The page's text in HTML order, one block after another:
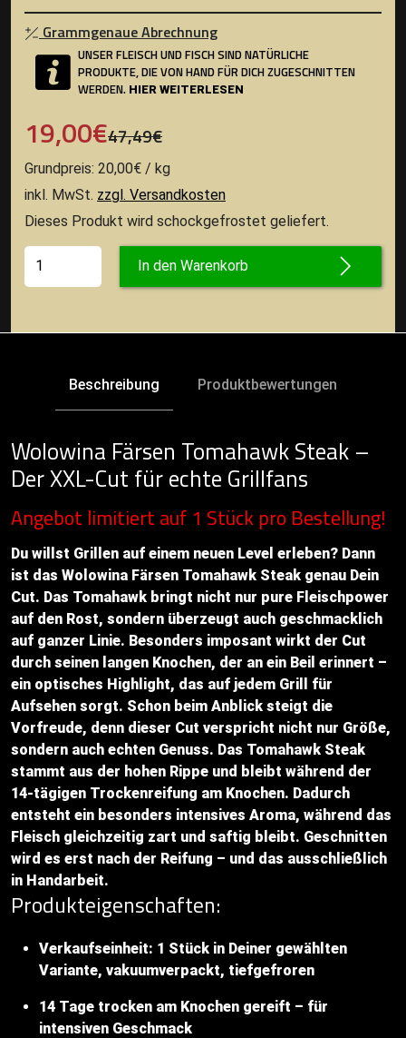
Grammgenaue Abrechnung
UNSER FLEISCH UND FISCH SIND NATÜRLICHE
PRODUKTE, DIE VON HAND FÜR DICH ZUGESCHNITTEN
WERDEN. HIER WEITERLESEN
19,00€47,49€
Grundpreis: 20,00€ / kg
inkl. MwSt. zzgl. Versandkosten
Dieses Produkt wird schockgefrostet geliefert.
In den Warenkorb
Beschreibung Produktbewertungen
Wolowina Färsen Tomahawk Steak –
Der XXL-Cut für echte Grillfans
Angebot limitiert auf 1 Stück pro Bestellung!
Du willst Grillen auf einem neuen Level erleben? Dann
ist das Wolowina Färsen Tomahawk Steak genau Dein
Cut. Das Tomahawk bringt nicht nur pure Fleischpower
auf den Rost, sondern überzeugt auch geschmacklich
auf ganzer Linie. Besonders imposant wirkt der Cut
durch seinen langen Knochen, der an ein Beil erinnert –
ein optisches Highlight, das auf jedem Grill für
Aufsehen sorgt. Schon beim Anblick steigt die
Vorfreude, denn dieser Cut verspricht nicht nur Größe,
sondern auch echten Genuss. Das Tomahawk Steak
stammt aus der hohen Rippe und bleibt während der
14-tägigen Trockenreifung am Knochen. Dadurch
entsteht ein besonders intensives Aroma, während das
Fleisch gleichzeitig zart und saftig bleibt. Geschnitten
wird es erst nach der Reifung – und das ausschließlich
in Handarbeit.
Produkteigenschaften:
Verkaufseinheit: 1 Stück in Deiner gewählten
Variante, vakuumverpackt, tiefgefroren
14 Tage trocken am Knochen gereift – für
intensiven Geschmack